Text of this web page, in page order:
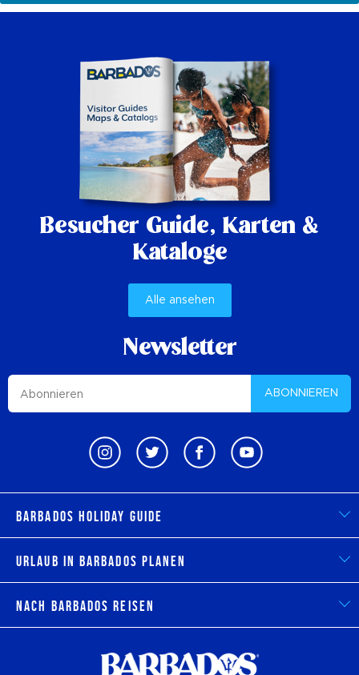
Besucher Guide, Karten &
Kataloge
Alle ansehen
Newsletter
ABONNIEREN
Barbados Holiday Guide
Urlaub in Barbados planen
Nach Barbados reisen